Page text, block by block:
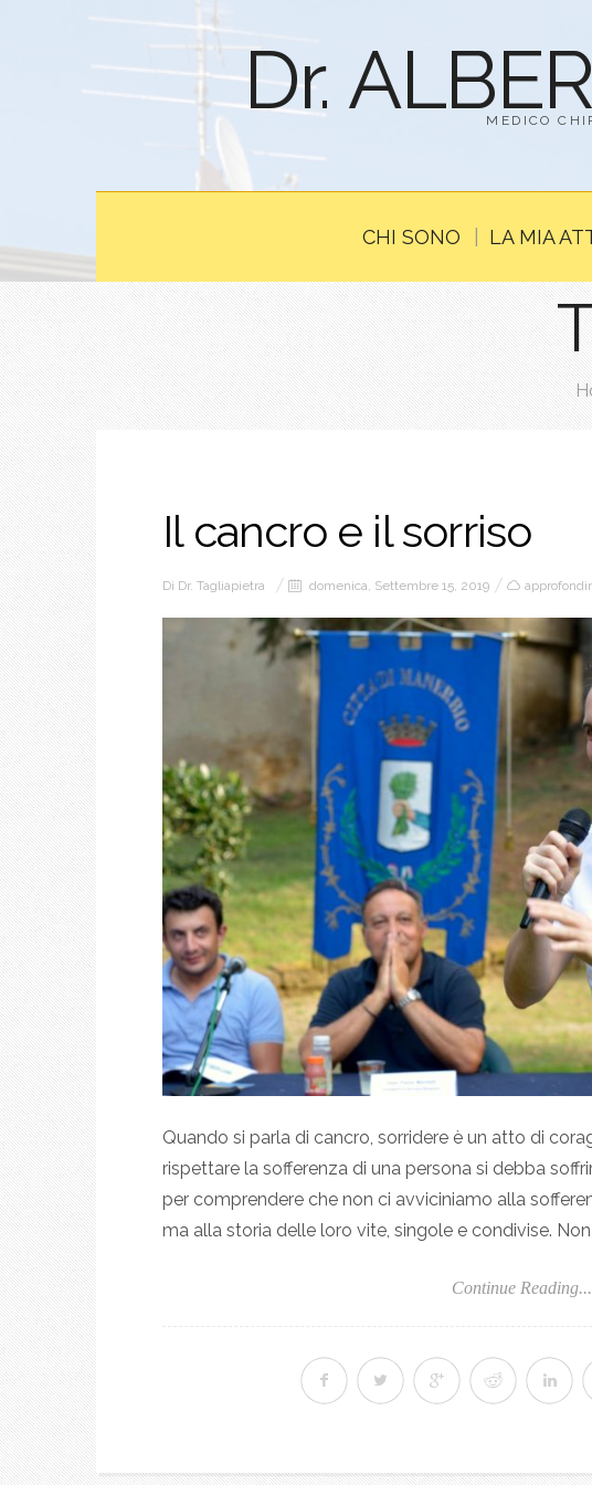
Dr. MEDICO
CHI SONO LA MIA
Il cancro e il sorriso
Di Dr. Tagliapietra domenica, Settembre 15, 2019
Quando si parla di cancro, sorridere è un atto di
rispettare la sofferenza di una persona si debba
per comprendere che non ci avviciniamo alla
ma alla storia delle loro vite, singole e condivise. Non
Continue Reading...